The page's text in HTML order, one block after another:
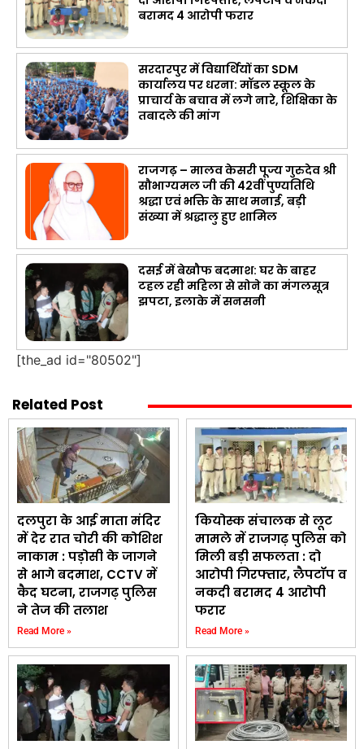
बरामद 4 आरोपी फरार
सरदारपुर में विद्यार्थियों का SDM
कार्यालय पर धरना: मॉडल स्कूल के
प्राचार्य के बचाव में लगे नारे, शिक्षिका के
तबादले की मांग
राजगढ़ – मालव केसरी पूज्य गुरुदेव श्री
सौभाग्यमल जी की 42वीं पुण्यतिथि
श्रद्धा एवं भक्ति के साथ मनाई, बड़ी
संख्या में श्रद्धालु हुए शामिल
दसई में बेखौफ बदमाश: घर के बाहर
टहल रही महिला से सोने का मंगलसूत्र
झपटा, इलाके में सनसनी
[the_ad id="80502"]
Related Post
दलपुरा के आई माता मंदिर
में देर रात चोरी की कोशिश
नाकाम : पड़ोसी के जागने
से भागे बदमाश, CCTV में
कैद घटना, राजगढ़ पुलिस
ने तेज की तलाश
Read More »
कियोस्क संचालक से लूट
मामले में राजगढ़ पुलिस को
मिली बड़ी सफलता : दो
आरोपी गिरफ्तार, लैपटॉप व
नकदी बरामद 4 आरोपी
फरार
Read More »